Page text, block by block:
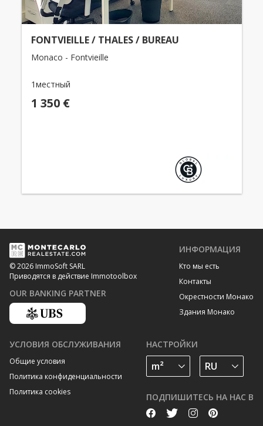
FONTVIEILLE / THALES / BUREAU
Monaco - Fontvieille
1местный
1 350 €
© 2026 ImmoSoft SARL
Приводятся в действие Immotoolbox
OUR BANKING PARTNER
ИНФОРМАЦИЯ
Кто мы есть
Контакты
Окрестности Монако
Здания Монако
УСЛОВИЯ ОБСЛУЖИВАНИЯ
Общие условия
Политика конфиденциальности
Политика cookies
НАСТРОЙКИ
ПОДПИШИТЕСЬ НА НАС В